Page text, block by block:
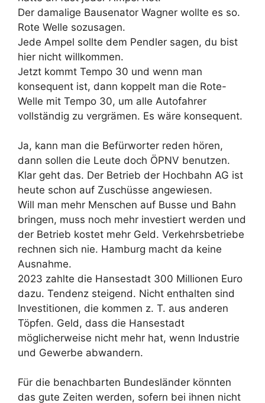
Der damalige Bausenator Wagner wollte es so.
Rote Welle sozusagen.
Jede Ampel sollte dem Pendler sagen, du bist
hier nicht willkommen.
Jetzt kommt Tempo 30 und wenn man
konsequent ist, dann koppelt man die Rote-
Welle mit Tempo 30, um alle Autofahrer
vollständig zu vergrämen. Es wäre konsequent.
Ja, kann man die Befürworter reden hören,
dann sollen die Leute doch ÖPNV benutzen.
Klar geht das. Der Betrieb der Hochbahn AG ist
heute schon auf Zuschüsse angewiesen.
Will man mehr Menschen auf Busse und Bahn
bringen, muss noch mehr investiert werden und
der Betrieb kostet mehr Geld. Verkehrsbetriebe
rechnen sich nie. Hamburg macht da keine
Ausnahme.
2023 zahlte die Hansestadt 300 Millionen Euro
dazu. Tendenz steigend. Nicht enthalten sind
Investitionen, die kommen z. T. aus anderen
Töpfen. Geld, dass die Hansestadt
möglicherweise nicht mehr hat, wenn Industrie
und Gewerbe abwandern.
Für die benachbarten Bundesländer könnten
das gute Zeiten werden, sofern bei ihnen nicht